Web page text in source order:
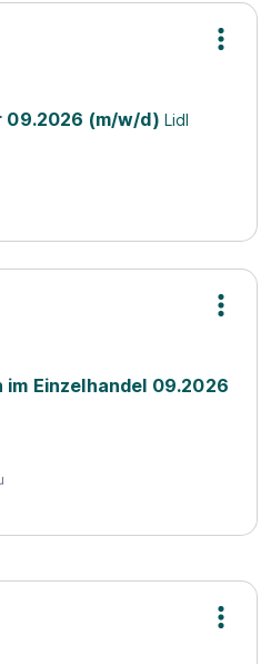
09.2026 (m/w/d) Lidl
Einzelhandel 09.2026